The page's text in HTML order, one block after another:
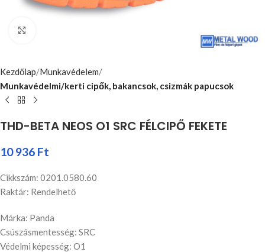
Kezdőlap Munkavédelem
Munkavédelmi/kerti cipők, bakancsok, csizmák papucsok
THD-BETA NEOS O1 SRC FÉLCIPŐ FEKETE
10 936 Ft
Cikkszám: 0201.0580.60
Raktár: Rendelhető
Márka: Panda
Csúszásmentesség: SRC
Védelmi képesség: O1